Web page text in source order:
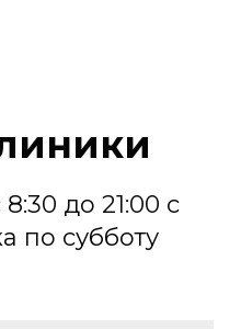
до 21:00 с
по субботу